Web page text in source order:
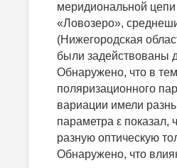
меридиональной
«Ловозеро»,
(Нижегородская
были задействованы
Обнаружено, что в
поляризационного
вариации имели
параметра ε
разную оптическую
Обнаружено, что